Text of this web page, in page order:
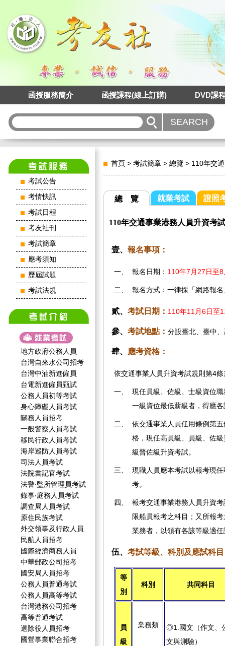
函授服務簡介 函授課程(線上訂購) DVD課
考試公告
考情快訊
考試日程
考友社刊
考試簡章
應考須知
歷屆試題
考試法規
地方政府公務人員
台灣自來水公司招考
台灣中油新進僱員
台電新進僱員甄試
公務人員初等考試
身心障礙人員考試
關務人員招考
一般警察人員考試
移民行政人員考試
海岸巡防人員考試
司法人員考試
法院書記官考試
法警‧監所管理員考試
錄事‧庭務人員考試
調查局人員考試
原住民族考試
外交領事及行政人員
民航人員招考
國際經濟商務人員
中華郵政公司招考
國安局人員招考
公務人員普通考試
公務人員高等考試
台灣港務公司招考
高等普通考試
退除役人員招考
國營事業聯合招考
首頁 > 考試簡章 > 總覽 > 110年交
總 覽 就業考試 證照
110年交通事業港務人員升資考
壹、 報名事項：
一、 報名日期： 110年7月27日至
二、 報名方式：一律採「網路報
貳、 考試日期： 110年11月6日至
參、 考試地點： 分設臺北、臺中
肆、 應考資格：
依交通事業人員升資考試規則第4
一、
現任員級、佐級、士級資位
一級資位最低薪級者，得應
二、
依交通事業人員任用條例第
格，現任高員級、員級、佐
級晉佐級升資考試。
三、
現職人員應本考試以報考現
考。
四、
報考交通事業港務人員升資
限船員報考之科目；又所報
業務者，以領有各該等級適
伍、 考試等級、科別及應試科目
等
別
科別 共同科目
員
級
業務類
◎1.國文（作文、
文與測驗）